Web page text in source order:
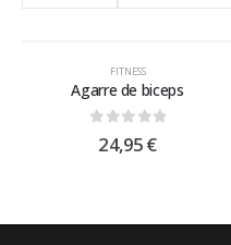
FITNESS
Agarre de biceps
out of 5
24,95€